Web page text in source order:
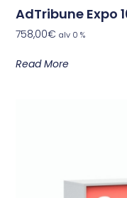
AdTribune Expo
758,00€ alv 0 %
Read More